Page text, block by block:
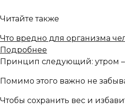
Читайте также
Что вредно для организма
Подробнее
Принцип следующий: утром –
Помимо этого важно не
Чтобы сохранить вес и